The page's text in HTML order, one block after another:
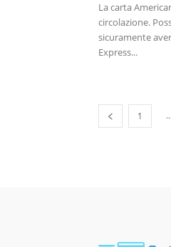
La carta
circolazione.
sicuramente
Express...
1